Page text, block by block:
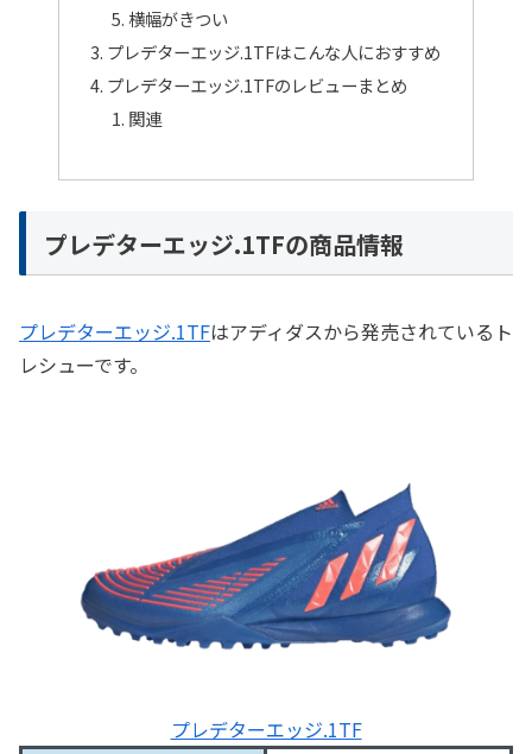
横幅がきつい
プレデターエッジ.1TFはこんな人におすすめ
プレデターエッジ.1TFのレビューまとめ
関連
プレデターエッジ.1TFの商品情報
プレデターエッジ.1TFはアディダスから発売されているト
レシューです。
プレデターエッジ.1TF